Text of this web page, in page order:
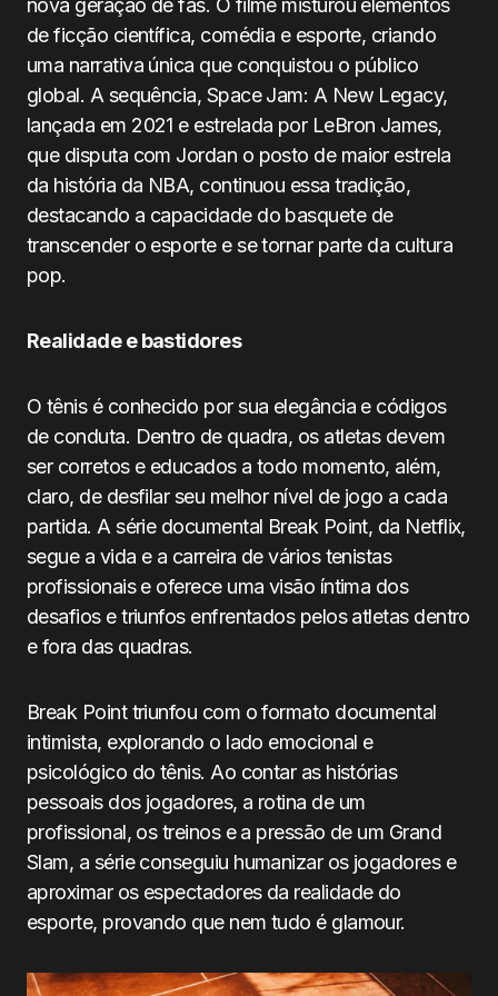
nova geração de fãs. O filme misturou elementos
de ficção científica, comédia e esporte, criando
uma narrativa única que conquistou o público
global. A sequência, Space Jam: A New Legacy,
lançada em 2021 e estrelada por LeBron James,
que disputa com Jordan o posto de maior estrela
da história da NBA, continuou essa tradição,
destacando a capacidade do basquete de
transcender o esporte e se tornar parte da cultura
pop.
Realidade e bastidores
O tênis é conhecido por sua elegância e códigos
de conduta. Dentro de quadra, os atletas devem
ser corretos e educados a todo momento, além,
claro, de desfilar seu melhor nível de jogo a cada
partida. A série documental Break Point, da Netflix,
segue a vida e a carreira de vários tenistas
profissionais e oferece uma visão íntima dos
desafios e triunfos enfrentados pelos atletas dentro
e fora das quadras.
Break Point triunfou com o formato documental
intimista, explorando o lado emocional e
psicológico do tênis. Ao contar as histórias
pessoais dos jogadores, a rotina de um
profissional, os treinos e a pressão de um Grand
Slam, a série conseguiu humanizar os jogadores e
aproximar os espectadores da realidade do
esporte, provando que nem tudo é glamour.